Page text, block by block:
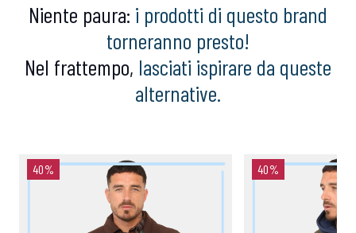
Niente paura: i prodotti di questo brand
torneranno presto!
Nel frattempo, lasciati ispirare da queste
alternative.
40% 40%